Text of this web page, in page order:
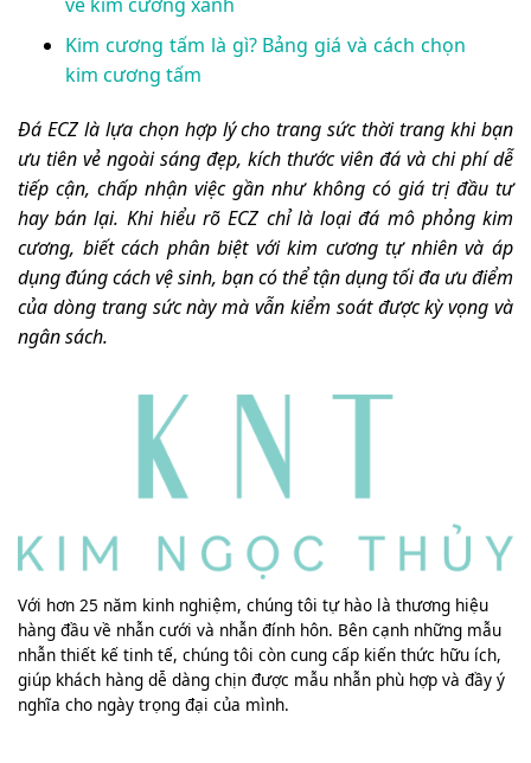
Kim cương tấm là gì? Bảng giá và cách chọn
kim cương tấm
Đá ECZ là lựa chọn hợp lý cho trang sức thời trang khi bạn
ưu tiên vẻ ngoài sáng đẹp, kích thước viên đá và chi phí dễ
tiếp cận, chấp nhận việc gần như không có giá trị đầu tư
hay bán lại. Khi hiểu rõ ECZ chỉ là loại đá mô phỏng kim
cương, biết cách phân biệt với kim cương tự nhiên và áp
dụng đúng cách vệ sinh, bạn có thể tận dụng tối đa ưu điểm
của dòng trang sức này mà vẫn kiểm soát được kỳ vọng và
ngân sách.
Với hơn 25 năm kinh nghiệm, chúng tôi tự hào là thương hiệu
hàng đầu về nhẫn cưới và nhẫn đính hôn. Bên cạnh những mẫu
nhẫn thiết kế tinh tế, chúng tôi còn cung cấp kiến thức hữu ích,
giúp khách hàng dễ dàng chịn được mẫu nhẫn phù hợp và đầy ý
nghĩa cho ngày trọng đại của mình.